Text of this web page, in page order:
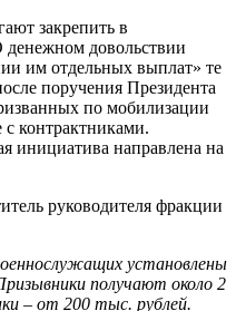
закрепить в
довольствии
им отдельных выплат» те
поручения Президента
по мобилизации
контрактниками.
инициатива направлена на
руководителя фракции
установлены
получают около 2
– от 200 тыс. рублей.